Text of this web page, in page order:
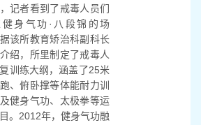
记者看到了戒毒人员们
健身气功·八段锦的场
该所教育矫治科副科长
绍，所里制定了戒毒人
训练大纲，涵盖了25米
、俯卧撑等体能耐力训
健身气功、太极拳等运
。2012年，健身气功融